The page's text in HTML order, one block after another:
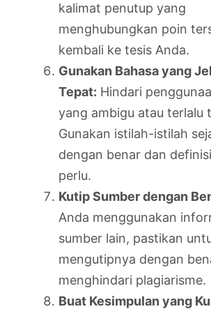
kalimat penutup yang
menghubungkan poin
kembali ke tesis Anda.
Gunakan Bahasa yang
Tepat: Hindari
yang ambigu atau terlalu
Gunakan istilah-istilah
dengan benar dan
perlu.
Kutip Sumber dengan
Anda menggunakan
sumber lain, pastikan
mengutipnya dengan
menghindari plagiarisme.
Buat Kesimpulan yang